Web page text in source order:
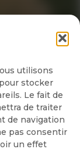
utilisons
stocker
Le fait de
de traiter
de navigation
pas consentir
un effet